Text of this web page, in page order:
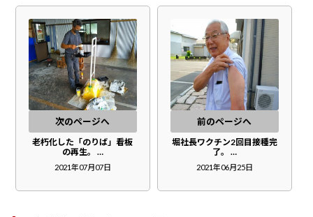
次のページへ
老朽化した「のりば」看板
の再生。 …
2021年07月07日
前のページへ
堀社長ワクチン2回目接種完
了。 …
2021年06月25日